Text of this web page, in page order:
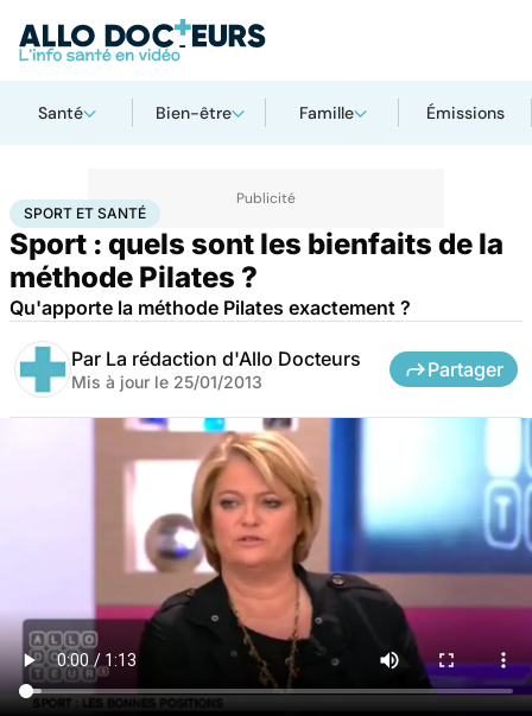
Santé Bien-être Famille Émissions
AccueilBien-êtreSport santé Sport et santé
SPORT ET SANTÉ
Sport : quels sont les bienfaits de la
méthode Pilates ?
Qu'apporte la méthode Pilates exactement ?
Par La rédaction d'Allo Docteurs
Mis à jour le 25/01/2013
Partager